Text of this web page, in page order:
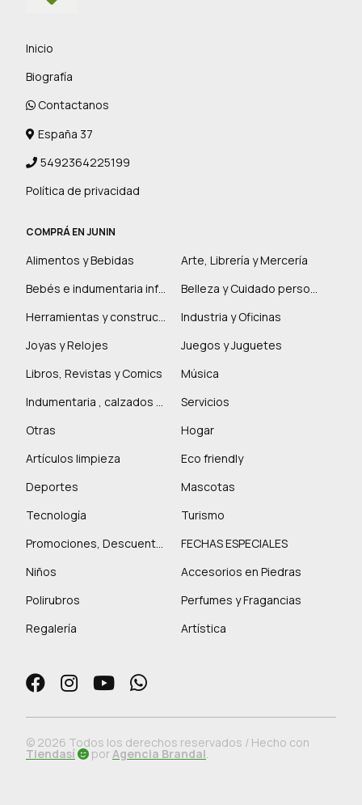
Inicio
Biografía
Contactanos
España 37
5492364225199
Política de privacidad
COMPRÁ EN JUNIN
Alimentos y Bebidas
Arte, Librería y Mercería
Bebés e indumentaria infantil
Belleza y Cuidado personal
Herramientas y construcción
Industria y Oficinas
Joyas y Relojes
Juegos y Juguetes
Libros, Revistas y Comics
Música
Indumentaria , calzados y marroquinería
Servicios
Otras
Hogar
Artículos limpieza
Eco friendly
Deportes
Mascotas
Tecnología
Turismo
Promociones, Descuentos y más
FECHAS ESPECIALES
Niños
Accesorios en Piedras
Polirubros
Perfumes y Fragancias
Regalería
Artística
© 2026 Todos los derechos reservados / Hecho con
Tiendasí porAgencia Brandal.